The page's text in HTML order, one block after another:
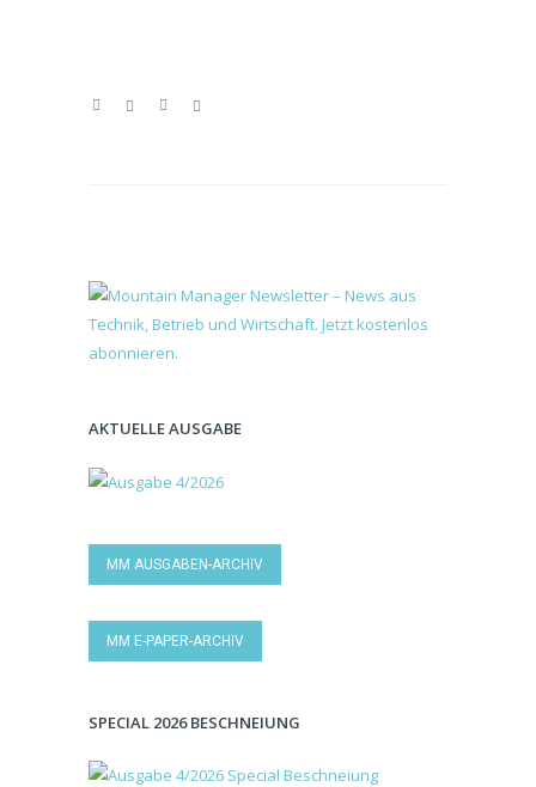
AKTUELLE AUSGABE
MM AUSGABEN-ARCHIV
MM E-PAPER-ARCHIV
SPECIAL 2026 BESCHNEIUNG